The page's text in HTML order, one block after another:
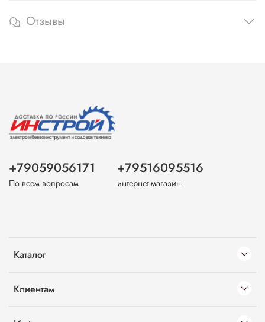
Отзывы
Каталог
Клиентам
+79059056171
По всем вопросам
+79516095516
интернет-магазин